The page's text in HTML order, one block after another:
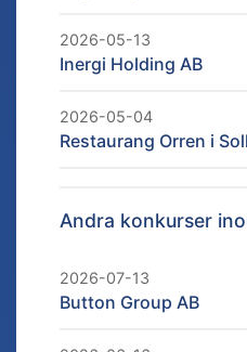
2026-05-13
Inergi Holding AB
2026-05-04
Restaurang Orren i
Andra konkurser
2026-07-13
Button Group AB